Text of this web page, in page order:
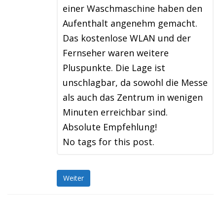
einer Waschmaschine haben den
Aufenthalt angenehm gemacht.
Das kostenlose WLAN und der
Fernseher waren weitere
Pluspunkte. Die Lage ist
unschlagbar, da sowohl die Messe
als auch das Zentrum in wenigen
Minuten erreichbar sind.
Absolute Empfehlung!
No tags for this post.
Weiter